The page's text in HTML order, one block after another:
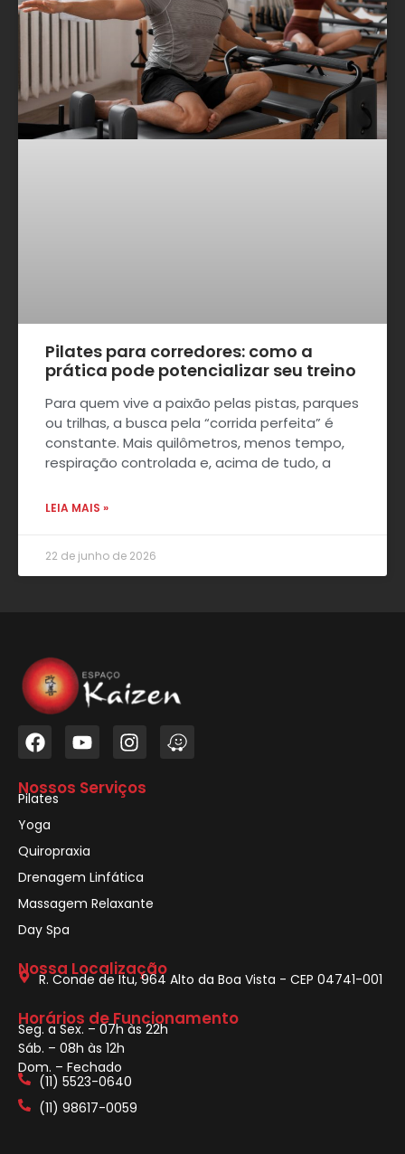
Pilates para corredores: como a
prática pode potencializar seu treino
Para quem vive a paixão pelas pistas, parques
ou trilhas, a busca pela “corrida perfeita” é
constante. Mais quilômetros, menos tempo,
respiração controlada e, acima de tudo, a
LEIA MAIS »
22 de junho de 2026
Nossos Serviços
Pilates
Yoga
Quiropraxia
Drenagem Linfática
Massagem Relaxante
Day Spa
Nossa Localização
R. Conde de Itu, 964 Alto da Boa Vista - CEP 04741-001
Horários de Funcionamento
Seg. a Sex. – 07h às 22h
Sáb. – 08h às 12h
Dom. – Fechado
(11) 5523-0640
(11) 98617-0059